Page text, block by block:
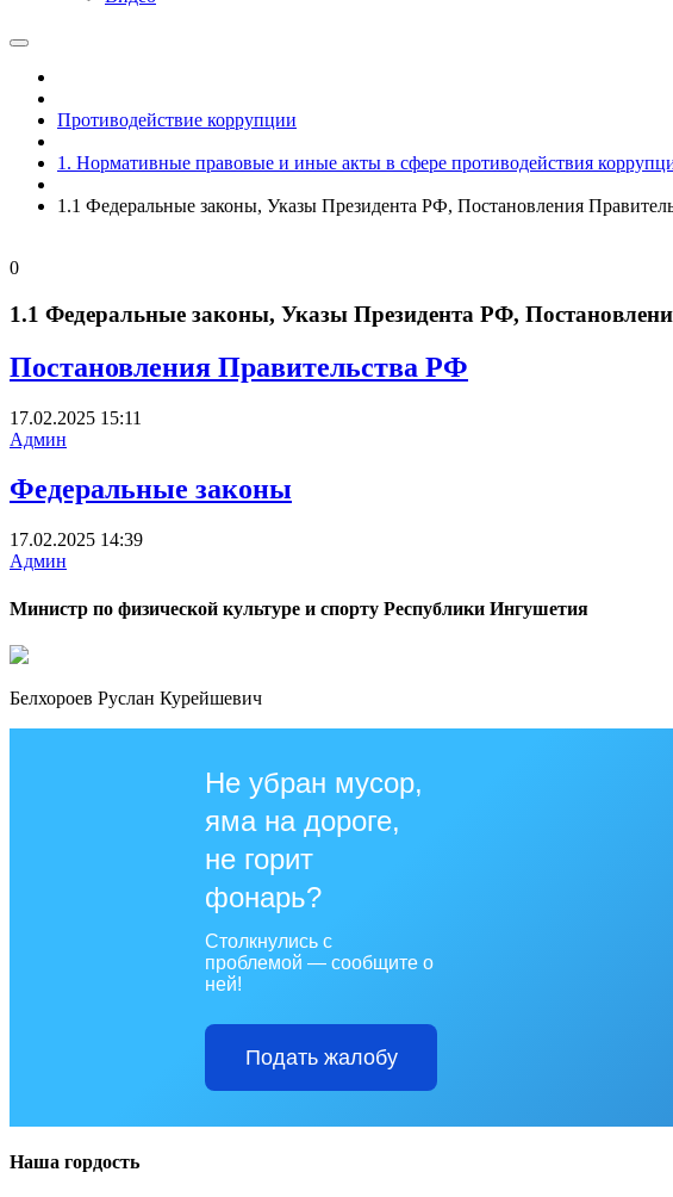
Противодействие коррупции
1. Нормативные правовые и иные акты в сфере противодействия
1.1 Федеральные законы, Указы Президента РФ, Постановления
0
1.1 Федеральные законы, Указы Президента РФ,
Постановления Правительства РФ
17.02.2025 15:11
Админ
Федеральные законы
17.02.2025 14:39
Админ
Министр по физической культуре и спорту Республики Ингушетия
Белхороев Руслан Курейшевич
Не убран мусор,
яма на дороге,
не горит
фонарь?
Столкнулись с
проблемой — сообщите о
ней!
Подать жалобу
Наша гордость